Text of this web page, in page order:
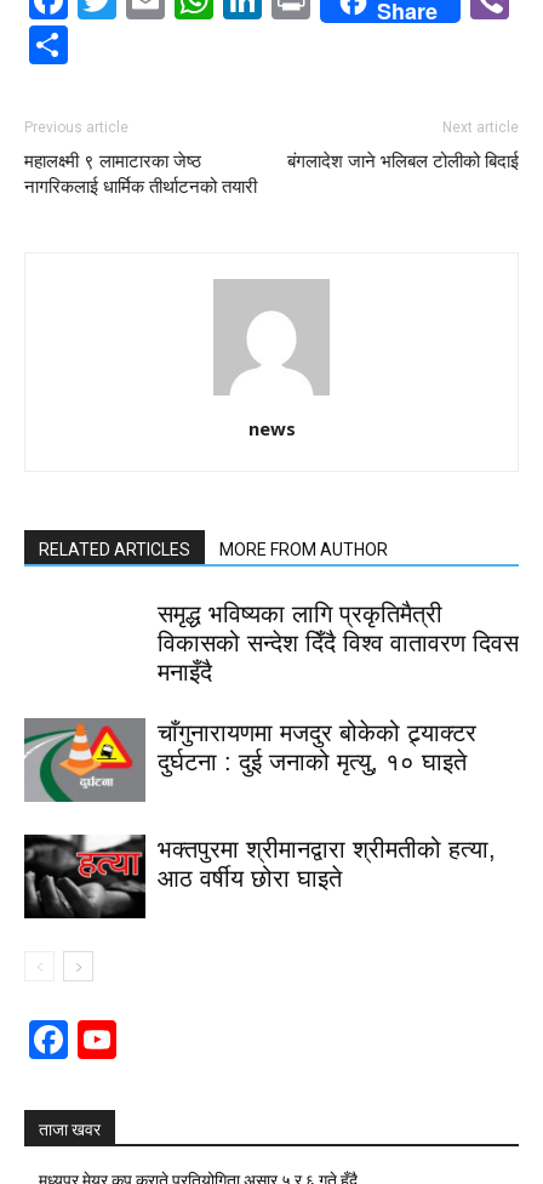
Share
Previous article
महालक्ष्मी ९ लामाटारका जेष्ठ
नागरिकलाई धार्मिक तीर्थाटनको तयारी
Next article
बंगलादेश जाने भलिबल टोलीको बिदाई
news
RELATED ARTICLES MORE FROM AUTHOR
समृद्ध भविष्यका लागि प्रकृतिमैत्री
विकासको सन्देश दिँदै विश्व वातावरण दिवस
मनाइँदै
चाँगुनारायणमा मजदुर बोकेको ट्र्याक्टर
दुर्घटना : दुई जनाको मृत्यु, १० घाइते
भक्तपुरमा श्रीमानद्वारा श्रीमतीको हत्या,
आठ वर्षीय छोरा घाइते
Facebook
ताजा खवर